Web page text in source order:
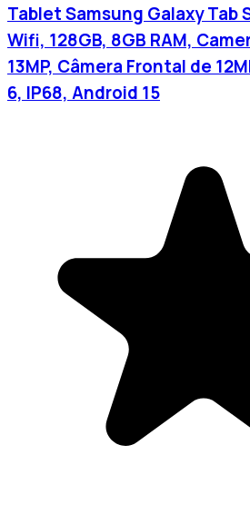
Tablet Samsung Galaxy Tab
Wifi, 128GB, 8GB RAM,
13MP, Câmera Frontal de
6, IP68, Android 15